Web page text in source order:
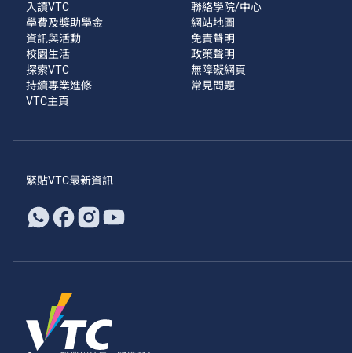
入讀VTC
學費及獎助學金
資訊與活動
校園生活
探索VTC
持續專業進修
VTC主頁
聯絡學院/中心
網站地圖
免責聲明
政策聲明
無障礙網頁
常見問題
緊貼VTC最新資訊